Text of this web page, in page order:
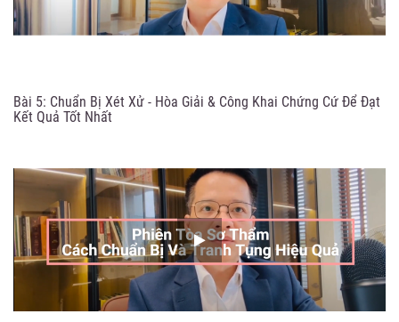
Bài 5: Chuẩn Bị Xét Xử - Hòa Giải & Công Khai Chứng Cứ Để Đạt
Kết Quả Tốt Nhất